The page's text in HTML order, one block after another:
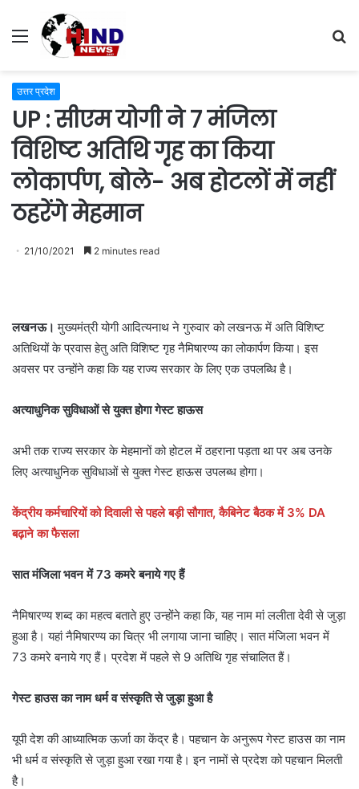
Menu
उत्तर प्रदेश
UP : सीएम योगी ने 7 मंजिला
विशिष्ट अतिथि गृह का किया
लोकार्पण, बोले- अब होटलों में नहीं
ठहरेंगे मेहमान
21/10/2021 2 minutes read
लखनऊ।मुख्यमंत्री योगी आदित्यनाथ ने गुरुवार को लखनऊ में अति विशिष्ट
अतिथियों के प्रवास हेतु अति विशिष्ट गृह नैमिषारण्य का लोकार्पण किया। इस
अवसर पर उन्होंने कहा कि यह राज्य सरकार के लिए एक उपलब्धि है।
अत्याधुनिक सुविधाओं से युक्त होगा गेस्ट हाऊस
अभी तक राज्य सरकार के मेहमानों को होटल में ठहराना पड़ता था पर अब उनके
लिए अत्याधुनिक सुविधाओं से युक्त गेस्ट हाऊस उपलब्ध होगा।
केंद्रीय कर्मचारियों को दिवाली से पहले बड़ी सौगात, कैबिनेट बैठक में 3% DA
बढ़ाने का फैसला
सात मंजिला भवन में 73 कमरे बनाये गए हैं
नैमिषारण्य शब्द का महत्व बताते हुए उन्होंने कहा कि, यह नाम मां ललीता देवी से जुड़ा
हुआ है। यहां नैमिषारण्य का चित्र भी लगाया जाना चाहिए। सात मंजिला भवन में
73 कमरे बनाये गए हैं। प्रदेश में पहले से 9 अतिथि गृह संचालित हैं।
गेस्ट हाउस का नाम धर्म व संस्कृति से जुड़ा हुआ है
यूपी देश की आध्यात्मिक ऊर्जा का केंद्र है। पहचान के अनुरूप गेस्ट हाउस का नाम
भी धर्म व संस्कृति से जुड़ा हुआ रखा गया है। इन नामों से प्रदेश को पहचान मिलती
है।